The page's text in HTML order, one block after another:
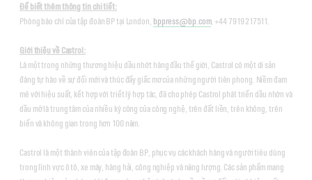
Để biết thêm thông tin chi tiết:
Phòng báo chí của tập đoàn BP tại London, bppress@bp.com, +44 7919 217511.
Giới thiệu về Castrol:
Là một trong những thương hiệu dầu nhớt hàng đầu thế giới, Castrol có một di sản
đáng tự hào về sự đổi mới và thúc đẩy giấc mơ của những người tiên phong. Niềm đam
mê với hiệu suất, kết hợp với triết lý hợp tác, đã cho phép Castrol phát triển dầu nhờn và
dầu mỡ là trung tâm của nhiều kỳ công của công nghệ, trên đất liền, trên không, trên
biển và không gian trong hơn 100 năm.
Castrol là một thành viên của tập đoàn BP, phục vụ các khách hàng và người tiêu dùng
trong lĩnh vực ô tô, xe máy, hàng hải, công nghiệp và năng lượng. Các sản phẩm mang